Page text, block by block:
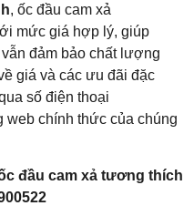
, ốc đầu cam xả
mức giá hợp lý, giúp
đảm bảo chất lượng
giá và các ưu đãi đặc
số điện thoại
web chính thức của chúng
đầu cam xả tương thích